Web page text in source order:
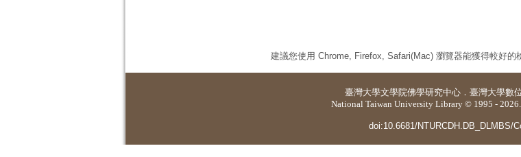
建議您使用 Chrome, Firefox, Safari(Mac) 瀏覽器能獲得較好的
臺灣大學文學院佛學研究中心 ． 臺灣大學數
National Taiwan University Library © 1995 -
doi:10.6681/NTURCDH.DB_DLMBS/